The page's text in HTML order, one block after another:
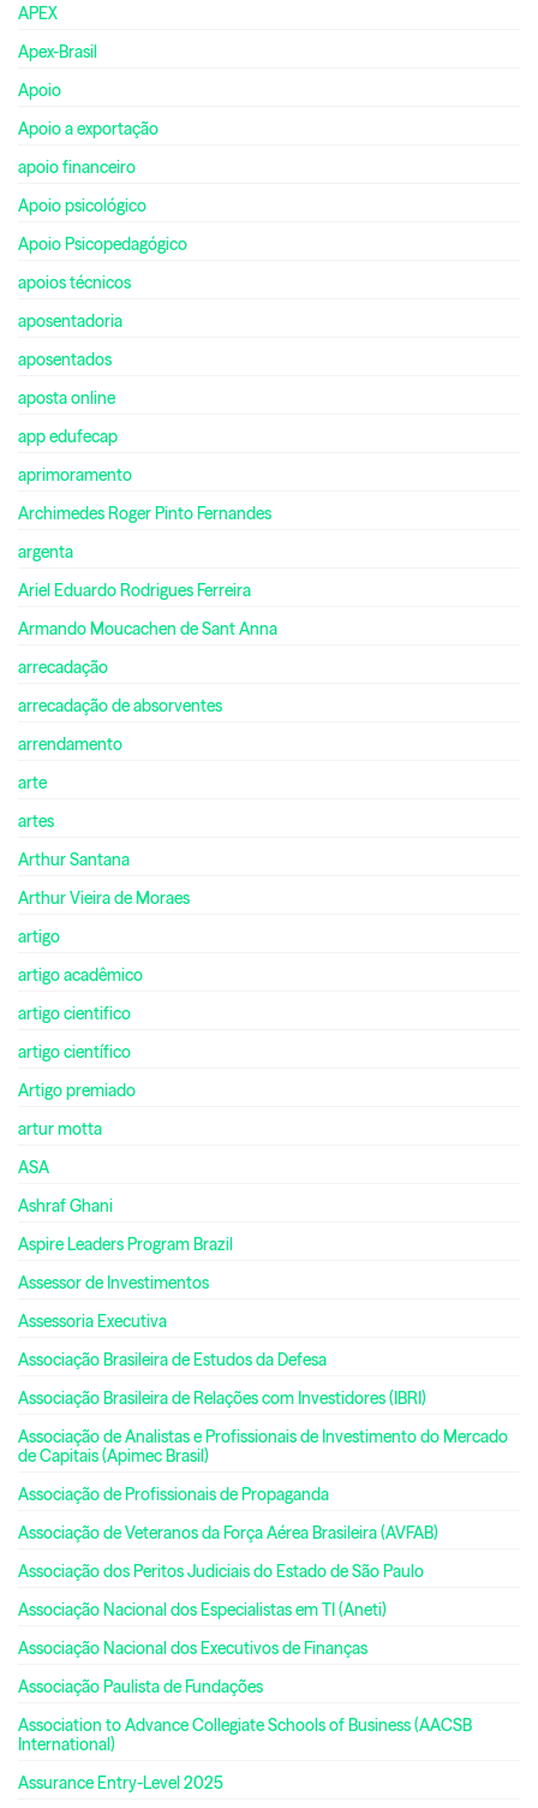
APEX
Apex-Brasil
Apoio
Apoio a exportação
apoio financeiro
Apoio psicológico
Apoio Psicopedagógico
apoios técnicos
aposentadoria
aposentados
aposta online
app edufecap
aprimoramento
Archimedes Roger Pinto Fernandes
argenta
Ariel Eduardo Rodrigues Ferreira
Armando Moucachen de Sant Anna
arrecadação
arrecadação de absorventes
arrendamento
arte
artes
Arthur Santana
Arthur Vieira de Moraes
artigo
artigo acadêmico
artigo cientifico
artigo científico
Artigo premiado
artur motta
ASA
Ashraf Ghani
Aspire Leaders Program Brazil
Assessor de Investimentos
Assessoria Executiva
Associação Brasileira de Estudos da Defesa
Associação Brasileira de Relações com Investidores (IBRI)
Associação de Analistas e Profissionais de Investimento do Mercado
de Capitais (Apimec Brasil)
Associação de Profissionais de Propaganda
Associação de Veteranos da Força Aérea Brasileira (AVFAB)
Associação dos Peritos Judiciais do Estado de São Paulo
Associação Nacional dos Especialistas em TI (Aneti)
Associação Nacional dos Executivos de Finanças
Associação Paulista de Fundações
Association to Advance Collegiate Schools of Business (AACSB
International)
Assurance Entry-Level 2025